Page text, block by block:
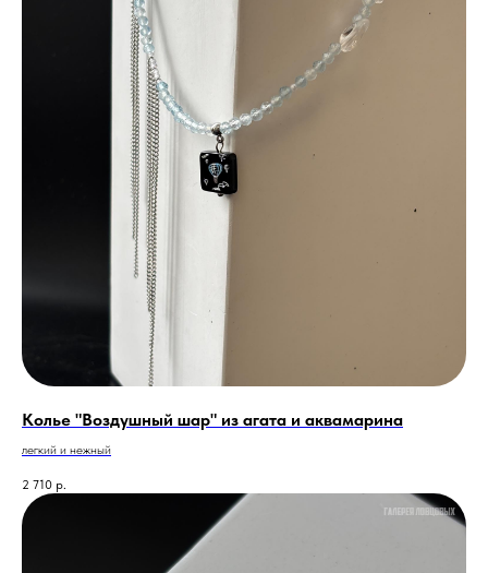
Колье "Воздушный шар" из агата и аквамарина
легкий и нежный
2 710 р.